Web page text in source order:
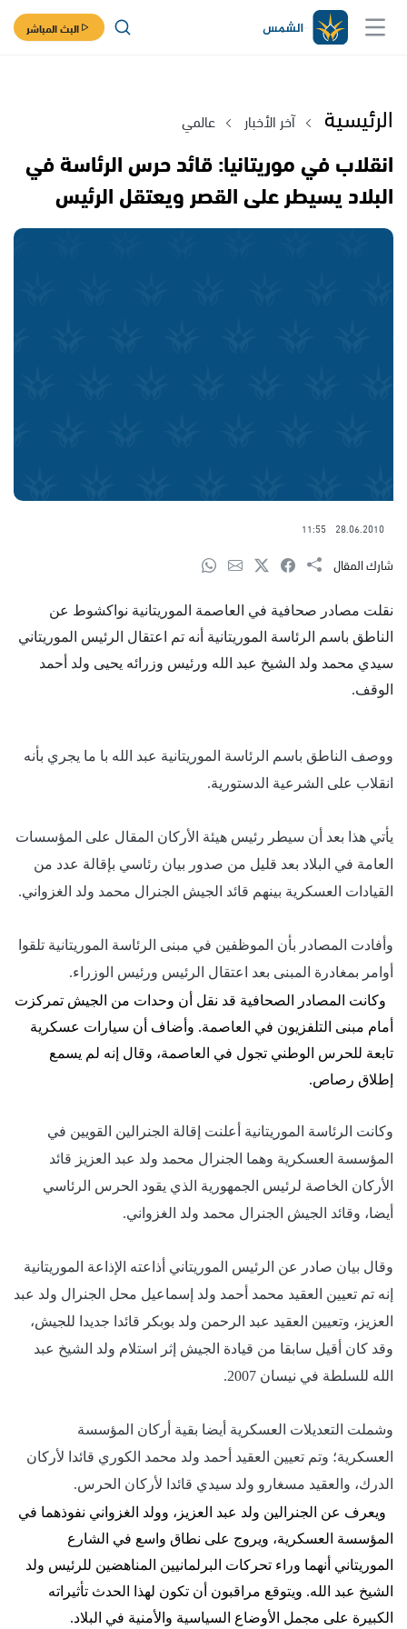
البث المباشر
الرئيسية آخر الأخبار عالمي
انقلاب في موريتانيا: قائد حرس الرئاسة في
البلاد يسيطر على القصر ويعتقل الرئيس
28.06.2010
11:55
شارك المقال
نقلت مصادر صحافية في العاصمة الموريتانية نواكشوط عن
الناطق باسم الرئاسة الموريتانية أنه تم اعتقال الرئيس الموريتاني
سيدي محمد ولد الشيخ عبد الله ورئيس وزرائه يحيى ولد أحمد
الوقف.
ووصف الناطق باسم الرئاسة الموريتانية عبد الله با ما يجري بأنه
انقلاب على الشرعية الدستورية.
يأتي هذا بعد أن سيطر رئيس هيئة الأركان المقال على المؤسسات
العامة في البلاد بعد قليل من صدور بيان رئاسي بإقالة عدد من
القيادات العسكرية بينهم قائد الجيش الجنرال محمد ولد الغزواني.
وأفادت المصادر بأن الموظفين في مبنى الرئاسة الموريتانية تلقوا
أوامر بمغادرة المبنى بعد اعتقال الرئيس ورئيس الوزراء.
وكانت المصادر الصحافية قد نقل أن وحدات من الجيش تمركزت
أمام مبنى التلفزيون في العاصمة. وأضاف أن سيارات عسكرية
تابعة للحرس الوطني تجول في العاصمة، وقال إنه لم يسمع
إطلاق رصاص.
وكانت الرئاسة الموريتانية أعلنت إقالة الجنرالين القويين في
المؤسسة العسكرية وهما الجنرال محمد ولد عبد العزيز قائد
الأركان الخاصة لرئيس الجمهورية الذي يقود الحرس الرئاسي
أيضا، وقائد الجيش الجنرال محمد ولد الغزواني.
وقال بيان صادر عن الرئيس الموريتاني أذاعته الإذاعة الموريتانية
إنه تم تعيين العقيد محمد أحمد ولد إسماعيل محل الجنرال ولد عبد
العزيز، وتعيين العقيد عبد الرحمن ولد بوبكر قائدا جديدا للجيش،
وقد كان أقيل سابقا من قيادة الجيش إثر استلام ولد الشيخ عبد
الله للسلطة في نيسان 2007.
وشملت التعديلات العسكرية أيضا بقية أركان المؤسسة
العسكرية؛ وتم تعيين العقيد أحمد ولد محمد الكوري قائدا لأركان
الدرك، والعقيد مسغارو ولد سيدي قائدا لأركان الحرس.
ويعرف عن الجنرالين ولد عبد العزيز، وولد الغزواني نفوذهما في
المؤسسة العسكرية، ويروج على نطاق واسع في الشارع
الموريتاني أنهما وراء تحركات البرلمانيين المناهضين للرئيس ولد
الشيخ عبد الله. ويتوقع مراقبون أن تكون لهذا الحدث تأثيراته
الكبيرة على مجمل الأوضاع السياسية والأمنية في البلاد.